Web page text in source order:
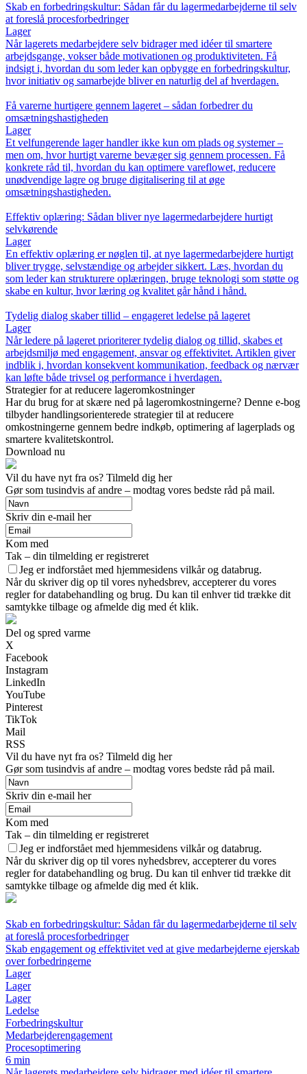
Skab en forbedringskultur: Sådan får du lager­medarbejderne til selv
at foreslå procesforbedringer
Lager
Når lagerets medarbejdere selv bidrager med idéer til smartere
arbejdsgange, vokser både motivationen og produktiviteten. Få
indsigt i, hvordan du som leder kan opbygge en forbedringskultur,
hvor initiativ og samarbejde bliver en naturlig del af hverdagen.
Få varerne hurtigere gennem lageret – sådan forbedrer du
omsætningshastigheden
Lager
Et velfungerende lager handler ikke kun om plads og systemer –
men om, hvor hurtigt varerne bevæger sig gennem processen. Få
konkrete råd til, hvordan du kan optimere vareflowet, reducere
unødvendige lagre og bruge digitalisering til at øge
omsætningshastigheden.
Effektiv oplæring: Sådan bliver nye lagermedarbejdere hurtigt
selvkørende
Lager
En effektiv oplæring er nøglen til, at nye lagermedarbejdere hurtigt
bliver trygge, selvstændige og arbejder sikkert. Læs, hvordan du
som leder kan strukturere oplæringen, bruge teknologi som støtte og
skabe en kultur, hvor læring og kvalitet går hånd i hånd.
Tydelig dialog skaber tillid – engageret ledelse på lageret
Lager
Når ledere på lageret prioriterer tydelig dialog og tillid, skabes et
arbejdsmiljø med engagement, ansvar og effektivitet. Artiklen giver
indblik i, hvordan konsekvent kommunikation, feedback og nærvær
kan løfte både trivsel og performance i hverdagen.
Strategier for at reducere lageromkostninger
Har du brug for at skære ned på lageromkostningerne? Denne e-bog
tilbyder handlingsorienterede strategier til at reducere
omkostningerne gennem bedre indkøb, optimering af lagerplads og
smartere kvalitetskontrol.
Download nu
Vil du have nyt fra os? Tilmeld dig her
Gør som tusindvis af andre – modtag vores bedste råd på mail.
Skriv din e-mail her
Kom med
Tak – din tilmelding er registreret
Jeg er indforstået med hjemmesidens vilkår og databrug.
Når du skriver dig op til vores nyhedsbrev, accepterer du vores
regler for databehandling og brug. Du kan til enhver tid trække dit
samtykke tilbage og afmelde dig med ét klik.
Del og spred varme
X
Facebook
Instagram
LinkedIn
YouTube
Pinterest
TikTok
Mail
RSS
Vil du have nyt fra os? Tilmeld dig her
Gør som tusindvis af andre – modtag vores bedste råd på mail.
Skriv din e-mail her
Kom med
Tak – din tilmelding er registreret
Jeg er indforstået med hjemmesidens vilkår og databrug.
Når du skriver dig op til vores nyhedsbrev, accepterer du vores
regler for databehandling og brug. Du kan til enhver tid trække dit
samtykke tilbage og afmelde dig med ét klik.
Skab en forbedringskultur: Sådan får du lager­medarbejderne til selv
at foreslå procesforbedringer
Skab engagement og effektivitet ved at give medarbejderne ejerskab
over forbedringerne
Lager
Lager
Lager
Ledelse
Forbedringskultur
Medarbejderengagement
Procesoptimering
6 min